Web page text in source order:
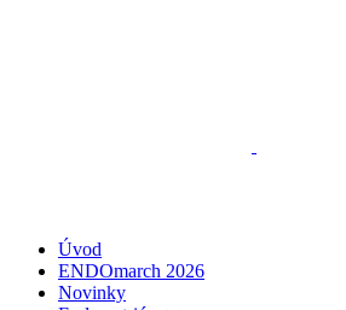
Úvod
ENDOmarch 2026
Novinky